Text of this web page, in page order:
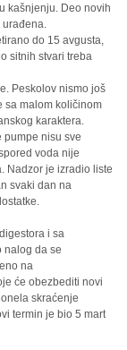
kašnjenju. Deo novih
urađena.
do 15 avgusta,
sitnih stvari treba
Peskolov nismo još
sa malom količinom
karaktera.
pumpe nisu sve
voda nije
Nadzor je izradio liste
svaki dan na
i sa
nalog da se
na
će obezbediti novi
skraćenje
termin je bio 5 mart